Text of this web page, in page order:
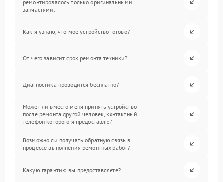
ремонтировалось только оригинальными
запчастями.
Как я узнаю, что мое устройство готово?
От чего зависит срок ремонта техники?
Диагностика проводится бесплатно?
Может ли вместо меня принять устройство
после ремонта другой человек, контактный
телефон которого я предоставлю?
Возможно ли получать обратную связь в
процессе выполнения ремонтных работ?
Какую гарантию вы предоставляете?